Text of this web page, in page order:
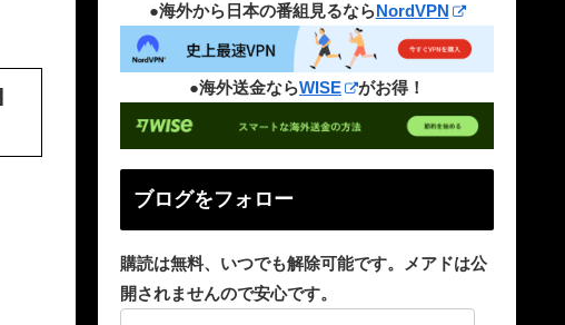
●海外から日本の番組見るならNordVPN
●海外送金ならWISE がお得！
ブログをフォロー
購読は無料、いつでも解除可能です。メアドは公
開されませんので安心です。